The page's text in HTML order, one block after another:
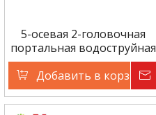
Запрос цены
5-осевая 2-головочная
портальная водоструйная
машина
Добавить в корзину